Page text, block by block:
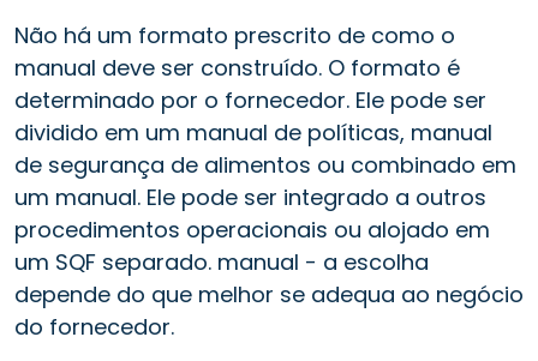
Não há um formato prescrito de como o
manual deve ser construído. O formato é
determinado por o fornecedor. Ele pode ser
dividido em um manual de políticas, manual
de segurança de alimentos ou combinado em
um manual. Ele pode ser integrado a outros
procedimentos operacionais ou alojado em
um SQF separado. manual - a escolha
depende do que melhor se adequa ao negócio
do fornecedor.